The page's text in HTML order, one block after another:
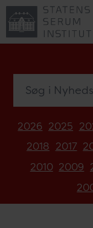
2026 2025
2018 2017
2010 2009